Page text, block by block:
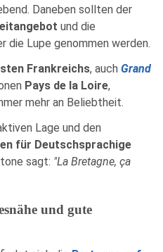
Daneben sollten der
und die
die Lupe genommen werden.
Frankreichs, auch Grand
Pays de la Loire,
mehr an Beliebtheit.
Lage und den
für Deutschsprachige
sagt: "La Bretagne, ça
und gute